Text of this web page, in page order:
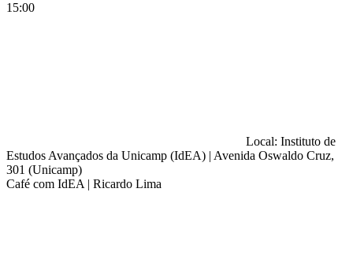
15:00
Local: Instituto de
Estudos Avançados da Unicamp (IdEA) | Avenida Oswaldo Cruz,
301 (Unicamp)
Café com IdEA | Ricardo Lima